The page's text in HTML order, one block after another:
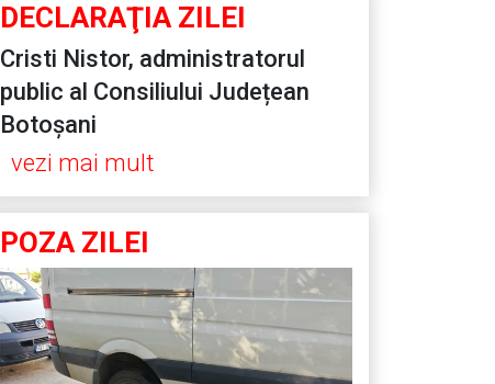
DECLARAŢIA ZILEI
Cristi Nistor, administratorul
public al Consiliului Județean
Botoșani
vezi mai mult
POZA ZILEI